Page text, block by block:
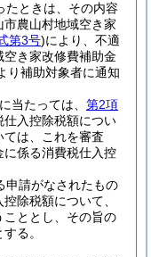
たときは、その内容
農山村地域空き家
第3号)により、不適
き家改修費補助金
り補助対象者に通知
当たっては、 第2項
入控除税額につい
は、これを審査
に係る消費税仕入控
申請がなされたもの
除税額について、
ととし、その旨の
る。